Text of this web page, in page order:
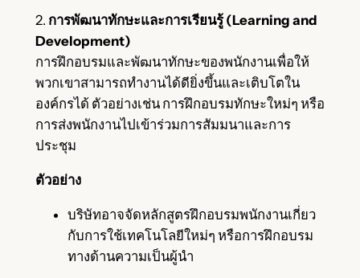
2. การพัฒนาทักษะและการเรียนรู้ (Learning and
Development)
การฝึกอบรมและพัฒนาทักษะของพนักงานเพื่อให้
พวกเขาสามารถทำงานได้ดียิ่งขึ้นและเติบโตใน
องค์กรได้ ตัวอย่างเช่น การฝึกอบรมทักษะใหม่ๆ หรือ
การส่งพนักงานไปเข้าร่วมการสัมมนาและการ
ประชุม
ตัวอย่าง
บริษัทอาจจัดหลักสูตรฝึกอบรมพนักงานเกี่ยว
กับการใช้เทคโนโลยีใหม่ๆ หรือการฝึกอบรม
ทางด้านความเป็นผู้นำ